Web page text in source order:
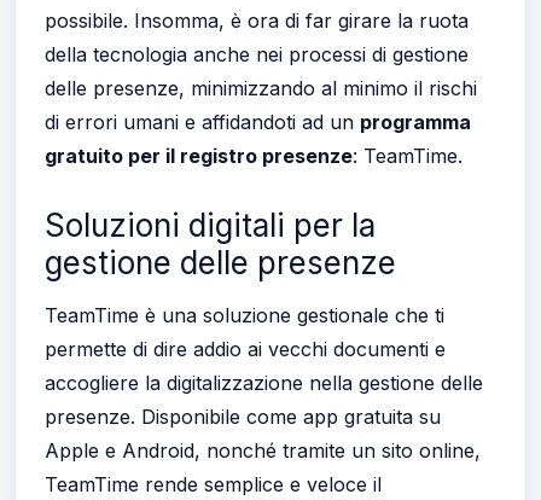
possibile. Insomma, è ora di far girare la ruota
della tecnologia anche nei processi di gestione
delle presenze, minimizzando al minimo il rischi
di errori umani e affidandoti ad un programma
gratuito per il registro presenze: TeamTime.
Soluzioni digitali per la
gestione delle presenze
TeamTime è una soluzione gestionale che ti
permette di dire addio ai vecchi documenti e
accogliere la digitalizzazione nella gestione delle
presenze. Disponibile come app gratuita su
Apple e Android, nonché tramite un sito online,
TeamTime rende semplice e veloce il